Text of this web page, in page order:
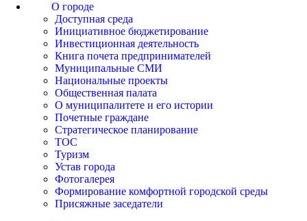
О городе
Доступная среда
Инициативное бюджетирование
Инвестиционная деятельность
Книга почета предпринимателей
Муниципальные СМИ
Национальные проекты
Общественная палата
О муниципалитете и его истории
Почетные граждане
Стратегическое планирование
ТОС
Туризм
Устав города
Фотогалерея
Формирование комфортной городской среды
Присяжные заседатели